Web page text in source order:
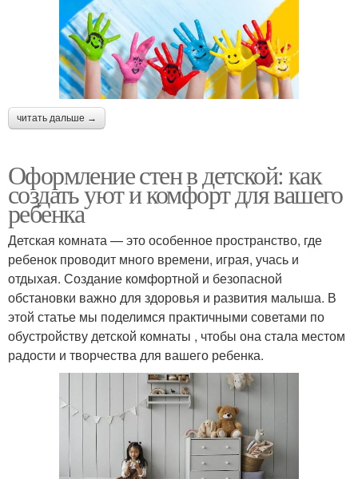
читать дальше →
Оформление стен в детской: как
создать уют и комфорт для вашего
ребенка
Детская комната — это особенное пространство, где
ребенок проводит много времени, играя, учась и
отдыхая. Создание комфортной и безопасной
обстановки важно для здоровья и развития малыша. В
этой статье мы поделимся практичными советами по
обустройству детской комнаты , чтобы она стала местом
радости и творчества для вашего ребенка.